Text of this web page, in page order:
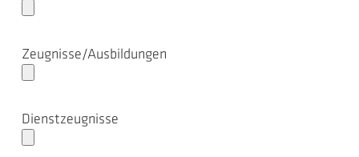
Zeugnisse/Ausbildungen
Dienstzeugnisse